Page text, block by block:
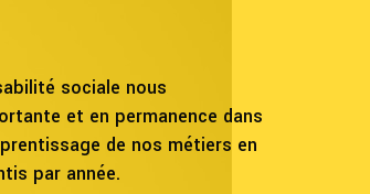
sociale nous
et en permanence dans
de nos métiers en
par année.